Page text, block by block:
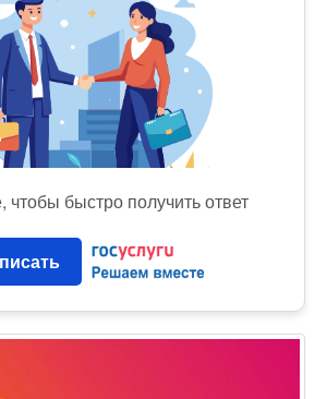
быстро получить ответ